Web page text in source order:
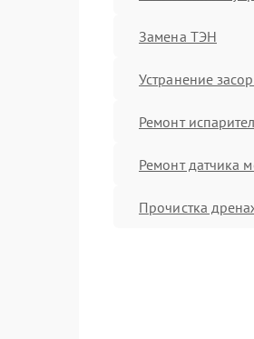
Замена ТЭН
Устранение
Ремонт
Ремонт датчика
Прочистка